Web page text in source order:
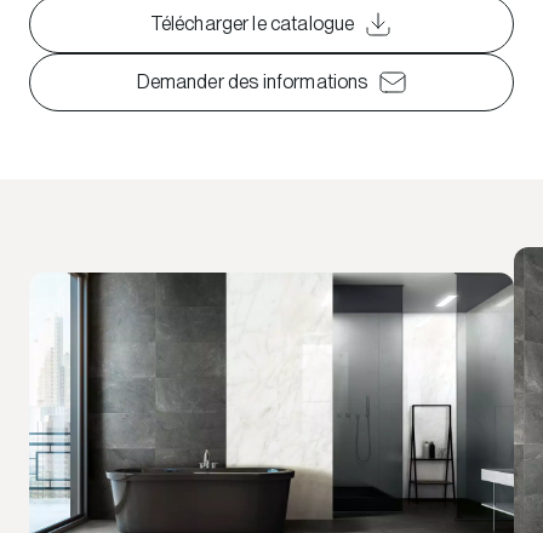
Télécharger le catalogue
Demander des informations